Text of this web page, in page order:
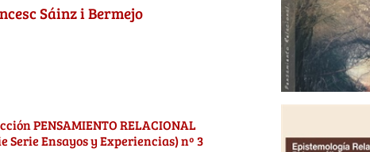
Sáinz i Bermejo
PENSAMIENTO RELACIONAL
Serie Ensayos y Experiencias) nº 3